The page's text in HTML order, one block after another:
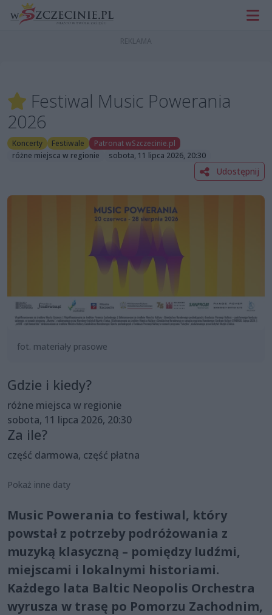
Festiwal Music Powerania
2026
Koncerty Festiwale
Patronat wSzczecinie.pl
różne miejsca w regionie
sobota, 11 lipca 2026, 20:30
Udostępnij
fot. materiały prasowe
Gdzie i kiedy?
różne miejsca w regionie
sobota, 11 lipca 2026, 20:30
Za ile?
część darmowa, część płatna
Pokaż inne daty
Music Powerania to festiwal, który
powstał z potrzeby podróżowania z
muzyką klasyczną – pomiędzy ludźmi,
miejscami i lokalnymi historiami.
Każdego lata Baltic Neopolis Orchestra
wyrusza w trasę po Pomorzu Zachodnim,